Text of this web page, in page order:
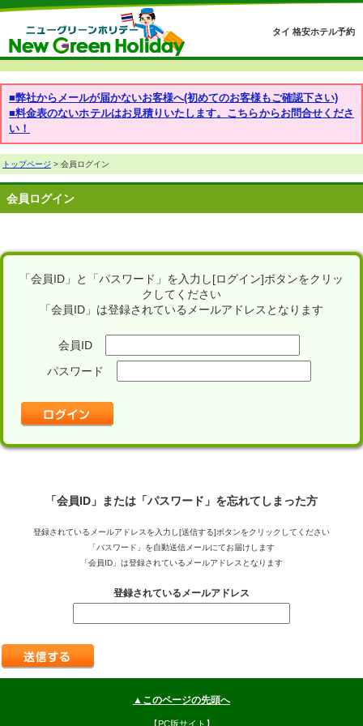
タイ 格安ホテル予約
■弊社からメールが届かないお客様へ(初めてのお客様もご確認下さい)
■料金表のないホテルはお見積りいたします。こちらからお問合せくださ
い！
トップページ > 会員ログイン
会員ログイン
「会員ID」と「パスワード」を入力し[ログイン]ボタンをクリッ
クしてください
「会員ID」は登録されているメールアドレスとなります
会員ID
パスワード
「会員ID」または「パスワード」を忘れてしまった方
登録されているメールアドレスを入力し[送信する]ボタンをクリックしてください
「パスワード」を自動送信メールにてお届けします
「会員ID」は登録されているメールアドレスとなります
登録されているメールアドレス
▲このページの先頭へ
【PC版サイト】